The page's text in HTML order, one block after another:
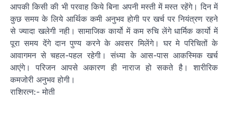
आपकी किसी की भी परवाह किये बिना अपनी मस्ती में मस्त रहेंगे। दिन में
कुछ समय के लिये आर्थिक कमी अनुभव होगी पर खर्च पर नियंत्रण रहने
से ज्यादा खलेगी नही। सामाजिक कार्यो में कम रुचि लेंगे धार्मिक कार्यो में
पूरा समय देंगे दान पुण्य करने के अवसर मिलेंगे। घर मे परिचितों के
आवागमन से चहल-पहल रहेगी। संध्या के आस-पास आकस्मिक खर्च
आएंगे। परिजन आपसे अकारण ही नाराज हो सकते है। शारीरिक
कमजोरी अनुभव होगी।
राशिरत्न:- मोती